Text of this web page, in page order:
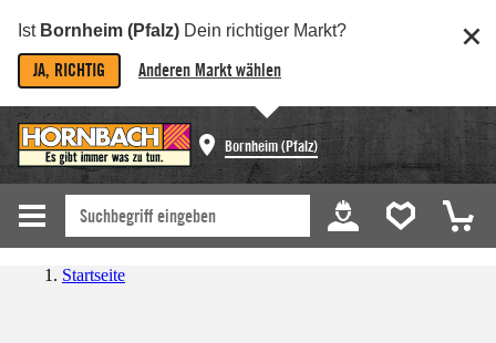
Ist Bornheim (Pfalz) Dein richtiger Markt?
JA, RICHTIG Anderen Markt wählen
Bornheim (Pfalz)
Startseite